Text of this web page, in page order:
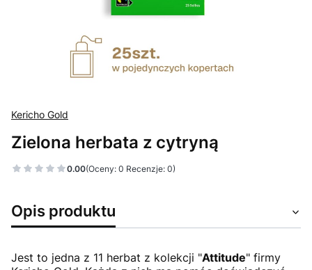
Kericho Gold
Zielona herbata z cytryną
0.00(Oceny: 0 Recenzje: 0)
Opis produktu
Jest to jedna z 11 herbat z kolekcji "Attitude" firmy